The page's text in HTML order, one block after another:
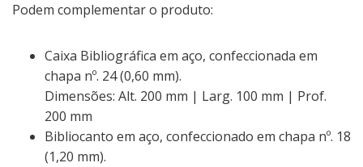
Podem complementar o produto:
Caixa Bibliográfica em aço, confeccionada em
chapa nº. 24 (0,60 mm).
Dimensões: Alt. 200 mm | Larg. 100 mm | Prof.
200 mm
Bibliocanto em aço, confeccionado em chapa nº. 18
(1,20 mm).